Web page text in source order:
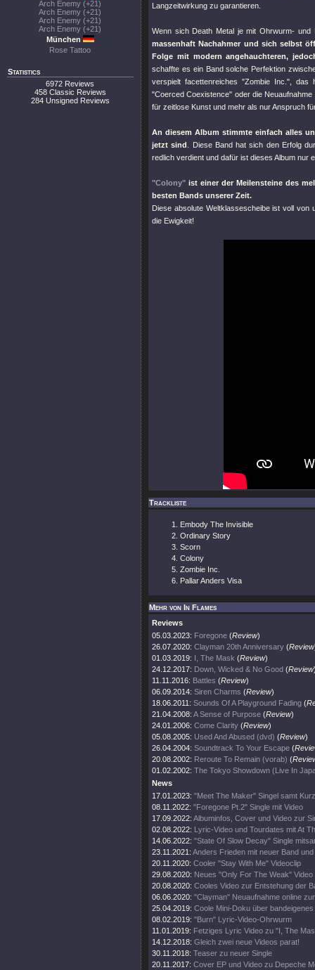
Arch Enemy (+21)
Arch Enemy (+21)
Arch Enemy (+21)
Arch Enemy (+21)
München
Rose Tattoo
Statistics
6972 Reviews
458 Classic Reviews
284 Unsigned Reviews
Langzeitwirkung zu garantieren.
Wenn sich Death Metal je mit Ohrwurm-
massenhaft Nachahmer und sich selbst
Folge mit modern angehauchteren,
schaffte es ein Band solche Perfektion
verspielt facettenreiches "Zombie Inc.", das
"Coerced Coexistence" oder die
für zeitlose Kunst und mehr als nur Anspruch
An diesem Album stimmte einfach alles
jetzt sind
. Diese Band hat sich den Erfolg
redlich verdient und dafür ist dieses Album nur
"Colony" ist einer der Meilensteine des
besten Bands unserer Zeit.
Diese absolute Weltklassescheibe ist voll von
die Ewigkeit!
Trackliste
Embody The Invisible
Ordinary Story
Scorn
Colony
Zombie Inc.
Pallar Anders Visa
Mehr von In Flames
Reviews
05.03.2023: Foregone (Review)
26.07.2020: Clayman 20th Anniversary (Review
01.03.2019: I, The Mask (Review)
24.12.2017: Down, Wicked & No Good (Review
11.11.2016: Battles (Review)
06.09.2014: Siren Charms (Review)
18.06.2011: Sounds Of A Playground Fading (
21.04.2008: A Sense of Purpose (Review)
24.01.2006: Come Clarity (Review)
05.08.2005: Used And Abused (dvd) (Review)
26.04.2004: Soundtrack To Your Escape (
20.08.2002: Reroute To Remain (vorab) (
01.02.2002: The Tokyo Showdown (Live In
News
17.01.2023: "Meet The Maker" Singel samt
08.11.2022: "Foregone Pt.2" Single mit Video
17.09.2022: Albuminfos, Cover und Video zur
02.08.2022: Lyric-Video und Tourdates mit At
14.06.2022: "State Of Slow Decay" Single
23.11.2021: Anders Frieden mit neuer Band und
20.11.2020: Cooler "Stay With Me" Videoclip
29.08.2020: Neues "Only For The Weak" Video
20.08.2020: Cooles Video zur Entstehung der
06.06.2020: "Clayman" Neuaufnahme online
25.04.2019: Coole Mini-Doku über
08.02.2019: "Burn" Lyric-Video-Ohrwurm
11.01.2019: Fetziges Lyric Video zu "I, The
14.12.2018: Gleich zwei neue Videos parat!
30.11.2018: Teaser zu neuer Single
20.11.2017: Cover EP und Video zu Depeche